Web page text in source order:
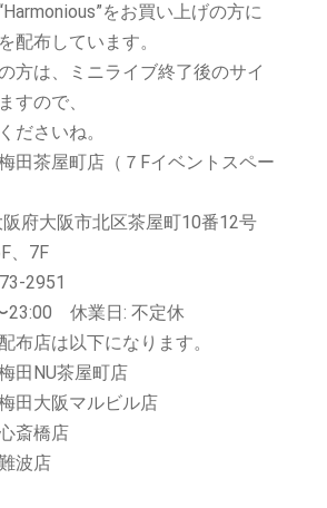
をお買い上げの方に
配布しています。
方は、ミニライブ終了後のサイ
すので、
ださいね。
田茶屋町店（７Fイベントスペー
府大阪市北区茶屋町10番12号
、7F
2951
23:00 休業日: 不定休
布店は以下になります。
田NU茶屋町店
田大阪マルビル店
斎橋店
波店